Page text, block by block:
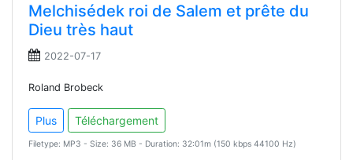
Melchisédek roi de Salem et prête du
Dieu très haut
2022-07-17
Roland Brobeck
Plus Téléchargement
Filetype: MP3 - Size: 36 MB - Duration: 32:01m (150 kbps 44100 Hz)